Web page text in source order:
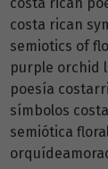
costa rican
semiotics of
purple orchid
poesía
símbolos
semiótica